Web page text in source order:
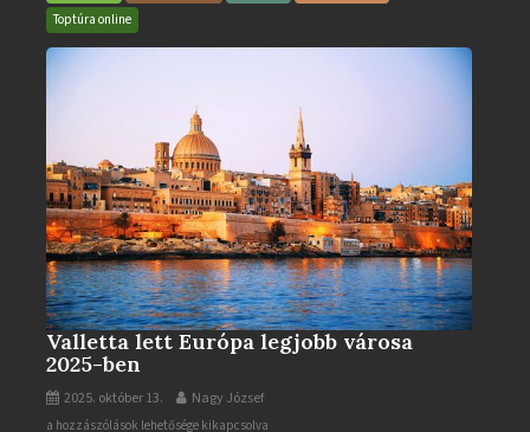
Gyógyfürdő
Toptúra online
Valletta lett Európa legjobb városa
2025-ben
2025. október 13. Nagy József
Valletta
a hozzászólások lehetősége kikapcsolva